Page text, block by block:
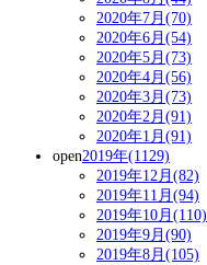
2020年7月(70)
2020年6月(54)
2020年5月(73)
2020年4月(56)
2020年3月(73)
2020年2月(91)
2020年1月(91)
open2019年(1129)
2019年12月(82)
2019年11月(94)
2019年10月(110)
2019年9月(90)
2019年8月(105)